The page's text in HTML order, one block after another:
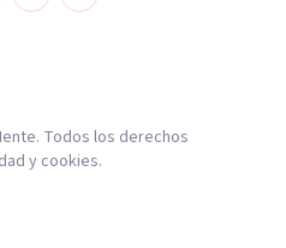
Todos los derechos
y cookies.